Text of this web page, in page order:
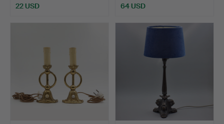
22 USD 64 USD